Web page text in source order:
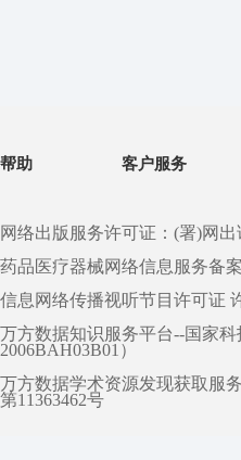
帮助 客户服务
网络出版服务许可证：(署)网
药品医疗器械网络信息服务备
信息网络传播视听节目许可证
万方数据知识服务平台--国家
2006BAH03B01）
万方数据学术资源发现获取服
第11363462号